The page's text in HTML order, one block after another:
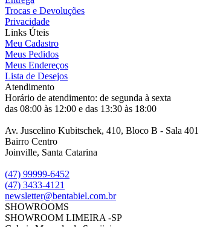
Trocas e Devoluções
Privacidade
Links Úteis
Meu Cadastro
Meus Pedidos
Meus Endereços
Lista de Desejos
Atendimento
Horário de atendimento: de segunda à sexta
das 08:00 às 12:00 e das 13:30 às 18:00
Av. Juscelino Kubitschek, 410, Bloco B - Sala 401
Bairro Centro
Joinville, Santa Catarina
(47) 99999-6452
(47) 3433-4121
newsletter@bentabiel.com.br
SHOWROOMS
SHOWROOM LIMEIRA -SP